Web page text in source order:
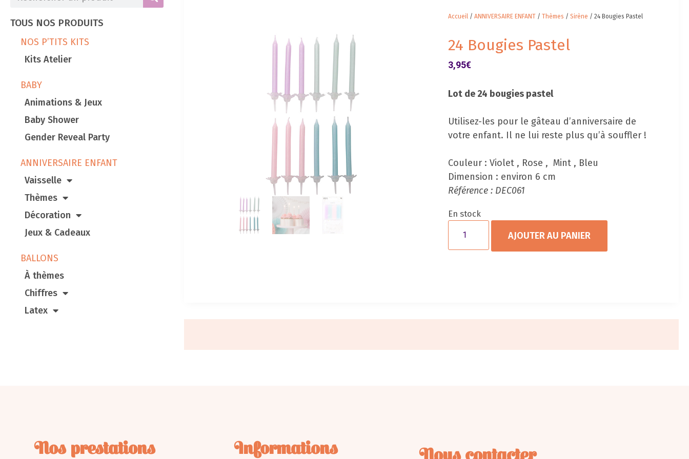
TOUS NOS PRODUITS
NOS P’TITS KITS
Kits Atelier
BABY
Animations & Jeux
Baby Shower
Gender Reveal Party
ANNIVERSAIRE ENFANT
Vaisselle
Thèmes
Décoration
Jeux & Cadeaux
BALLONS
À thèmes
Chiffres
Latex
Accueil/ ANNIVERSAIRE ENFANT/ Thèmes / Sirène / 24 Bougies Pastel
24 Bougies Pastel
3,95€
Lot de 24 bougies pastel
Utilisez-les pour le gâteau d’anniversaire de
votre enfant. Il ne lui reste plus qu’à souffler !
Couleur : Violet , Rose , Mint , Bleu
Dimension : environ 6 cm
Référence : DEC061
En stock
AJOUTER AU PANIER
Nos prestations Informations